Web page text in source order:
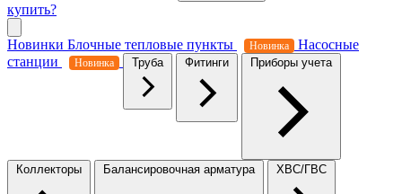
купить?
Новинки Блочные тепловые пункты Новинка
Насосные
станции
Новинка Труба Фитинги Приборы учета
Коллекторы Балансировочная арматура ХВС/ГВС